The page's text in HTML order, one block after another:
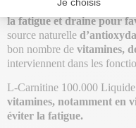
caféine) quiaugmente le
la fatigue et draine pour
source naturelle
bon nombre de vitamines,
interviennent dans les
L-Carnitine 100.000
vitamines, notamment en
éviter la fatigue.